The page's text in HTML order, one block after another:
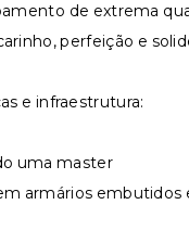
de extrema
perfeição e
e infraestrutura:
uma master
armários embutidos